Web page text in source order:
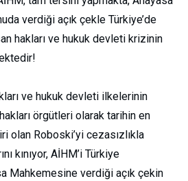
verdiği açık çekle Türkiye’de
hakları ve hukuk devleti krizinin
ve hukuk devleti ilkelerinin
örgütleri olarak tarihin en
olan Roboski’yi cezasızlıkla
kınıyor, AİHM’i Türkiye
Mahkemesine verdiği açık çekin